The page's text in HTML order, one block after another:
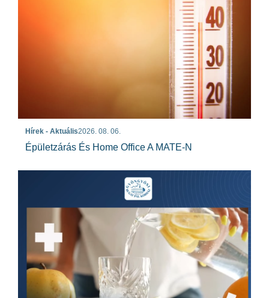
Hírek - Aktuális2026. 08. 06.
Épületzárás És Home Office A MATE-N